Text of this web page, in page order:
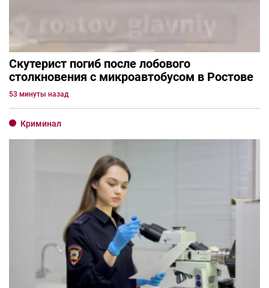
Скутерист погиб после лобового
столкновения с микроавтобусом в Ростове
53 минуты назад
Криминал